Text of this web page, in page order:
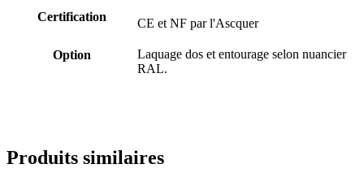
Certification
CE et NF par l'Ascquer
Option
Laquage dos et entourage selon nuancier
RAL.
Produits similaires